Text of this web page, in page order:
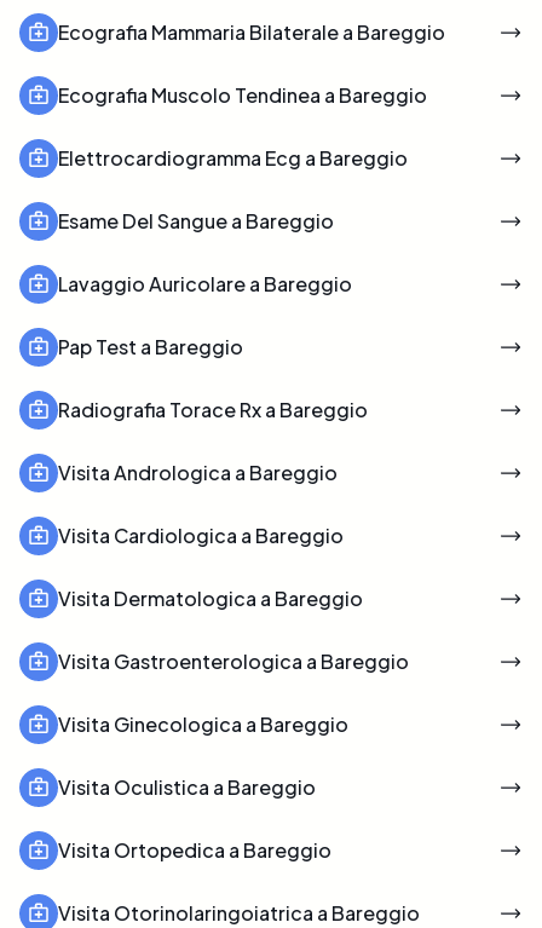
Ecografia Mammaria Bilaterale a Bareggio
Ecografia Muscolo Tendinea a Bareggio
Elettrocardiogramma Ecg a Bareggio
Esame Del Sangue a Bareggio
Lavaggio Auricolare a Bareggio
Pap Test a Bareggio
Radiografia Torace Rx a Bareggio
Visita Andrologica a Bareggio
Visita Cardiologica a Bareggio
Visita Dermatologica a Bareggio
Visita Gastroenterologica a Bareggio
Visita Ginecologica a Bareggio
Visita Oculistica a Bareggio
Visita Ortopedica a Bareggio
Visita Otorinolaringoiatrica a Bareggio